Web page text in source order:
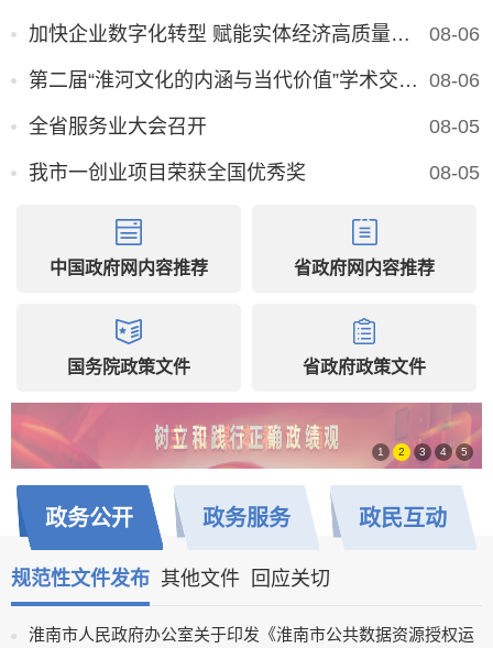
加快企业数字化转型 赋能实体经济高质量发展 08-06
第二届“淮河文化的内涵与当代价值”学术交流会在肥举行 08-06
全省服务业大会召开 08-05
我市一创业项目荣获全国优秀奖 08-05
中国政府网内容推荐 省政府网内容推荐
国务院政策文件 省政府政策文件
1 2 3 4 5
政务公开 政务服务 政民互动
规范性文件发布 其他文件 回应关切
淮南市人民政府办公室关于印发《淮南市公共数据资源授权运